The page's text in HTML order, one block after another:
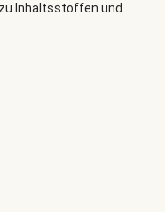
Inhaltsstoffen und